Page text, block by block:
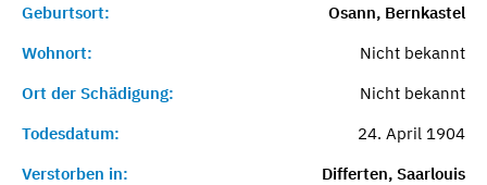
Geburtsort:
Osann, Bernkastel
Wohnort:
Nicht bekannt
Ort der Schädigung:
Nicht bekannt
Todesdatum:
24. April 1904
Verstorben in:
Differten, Saarlouis